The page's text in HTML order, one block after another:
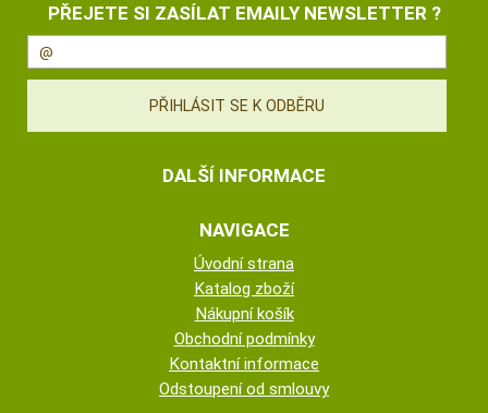
PŘEJETE SI ZASÍLAT EMAILY NEWSLETTER ?
DALŠÍ INFORMACE
NAVIGACE
Úvodní strana
Katalog zboží
Nákupní košík
Obchodní podmínky
Kontaktní informace
Odstoupení od smlouvy